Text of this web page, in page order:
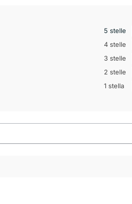
5 stelle
4 stelle
3 stelle
2 stelle
1 stella